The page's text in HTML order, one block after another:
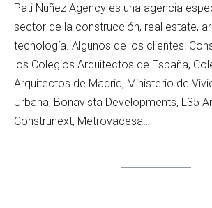
Pati Nuñez Agency es una agencia
sector de la construcción, real estate,
tecnología. Algunos de los clientes:
los Colegios Arquitectos de España,
Arquitectos de Madrid, Ministerio de
Urbana, Bonavista Developments, L35
Construnext, Metrovacesa…